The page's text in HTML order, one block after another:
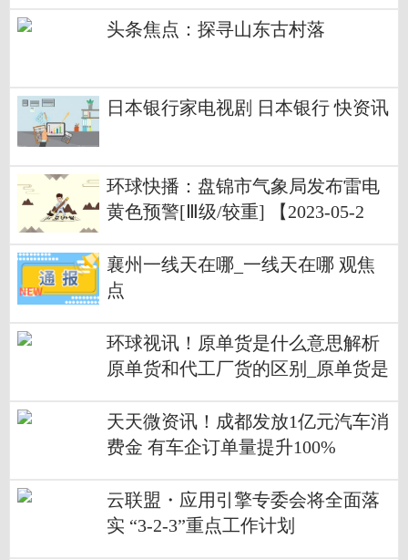
头条焦点：探寻山东古村落
日本银行家电视剧 日本银行 快资讯
环球快播：盘锦市气象局发布雷电
黄色预警[Ⅲ级/较重] 【2023-05-2
襄州一线天在哪_一线天在哪 观焦
点
环球视讯！原单货是什么意思解析
原单货和代工厂货的区别_原单货是
天天微资讯！成都发放1亿元汽车消
费金 有车企订单量提升100%
云联盟・应用引擎专委会将全面落
实 “3-2-3”重点工作计划